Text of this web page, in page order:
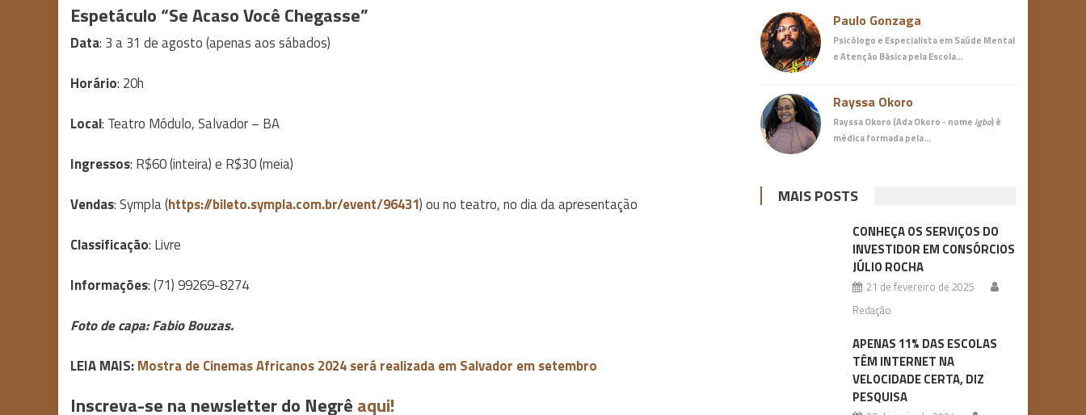
Espetáculo “Se Acaso Você Chegasse”
Data: 3 a 31 de agosto (apenas aos sábados)
Horário: 20h
Local: Teatro Módulo, Salvador – BA
Ingressos: R$60 (inteira) e R$30 (meia)
Vendas: Sympla (https://bileto.sympla.com.br/event/96431) ou no teatro, no dia da apresentação
Classificação: Livre
Informações: (71) 99269-8274
Foto de capa: Fabio Bouzas.
LEIA MAIS:Mostra de Cinemas Africanos 2024 será realizada em Salvador em setembro
Inscreva-se na newsletter do Negrê aqui!
Paulo Gonzaga
Psicólogo e Especialista em Saúde Mental
e Atenção Básicapela Escola…
Rayssa Okoro
Rayssa Okoro (Ada Okoro - nome igbo) é
médicaformada pela…
MAIS POSTS
CONHEÇA OS SERVIÇOS DO
INVESTIDOR EM CONSÓRCIOS
JÚLIO ROCHA
21 de fevereiro de 2025
Redação
APENAS 11% DAS ESCOLAS
TÊM INTERNET NA
VELOCIDADE CERTA, DIZ
PESQUISA